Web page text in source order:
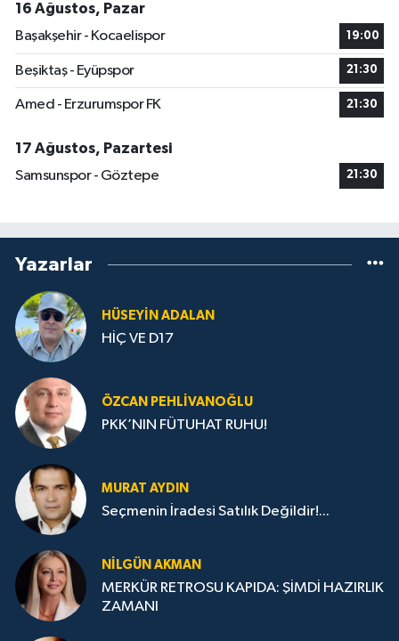
16 Ağustos, Pazar
Başakşehir - Kocaelispor
19:00
Beşiktaş - Eyüpspor 21:30
Amed - Erzurumspor FK 21:30
17 Ağustos, Pazartesi
Samsunspor - Göztepe
21:30
Yazarlar
HÜSEYIN ADALAN
HİÇ VE D17
ÖZCAN PEHLIVANOĞLU
PKK’NIN FÜTUHAT RUHU!
MURAT AYDIN
Seçmenin İradesi Satılık Değildir!...
NILGÜN AKMAN
MERKÜR RETROSU KAPIDA: ŞİMDİ HAZIRLIK
ZAMANI